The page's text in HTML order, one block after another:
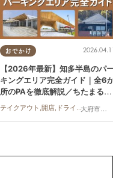
おでかけ
大府市,阿久比町,美浜町
2026.04.11
【2026年最新】知多半島のパー
キングエリア完全ガイド｜全6か
所のPAを徹底解説／ちたまる広
テイクアウト,開店,ドライブ,観光,ちたまる広告,夫婦,家族,カップル,おひとりさま,友人,ペット